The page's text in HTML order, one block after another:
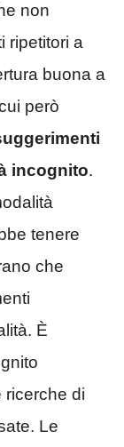
non
ripetitori a
buona a
però
incognito.
tenere
che
È
ricerche di
Le